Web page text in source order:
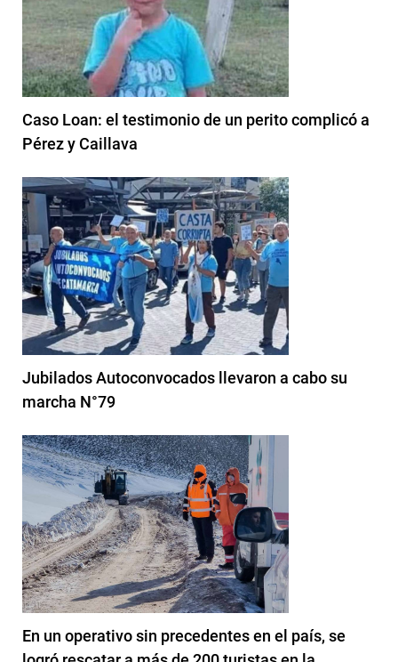
Caso Loan: el testimonio de un perito complicó a
Pérez y Caillava
Jubilados Autoconvocados llevaron a cabo su
marcha N°79
En un operativo sin precedentes en el país, se